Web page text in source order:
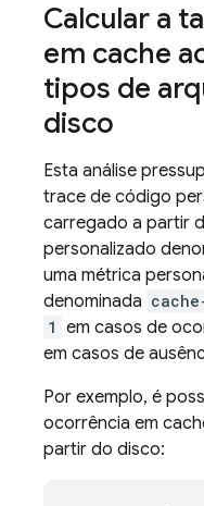
Calcular a
em cache
tipos de
disco
Esta análise
trace de código
carregado a partir
personalizado
uma métrica
denominada
1 em casos de
em casos de
Por exemplo, é
ocorrência em
partir do disco: